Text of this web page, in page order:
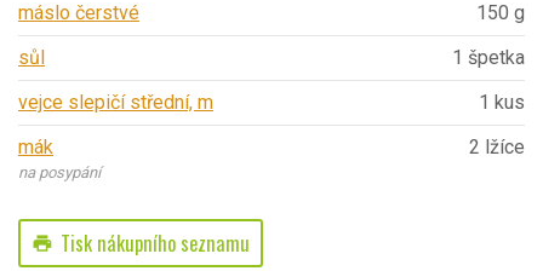
máslo čerstvé
150 g
sůl
1 špetka
vejce slepičí střední, m
1 kus
mák
na posypání
2 lžíce
print Tisk nákupního seznamu